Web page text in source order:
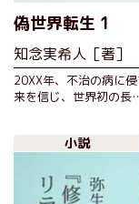
偽世界転生 1
知念実希人［著］
20XX年、不治の病に
来を信じ、世界初の長
小説